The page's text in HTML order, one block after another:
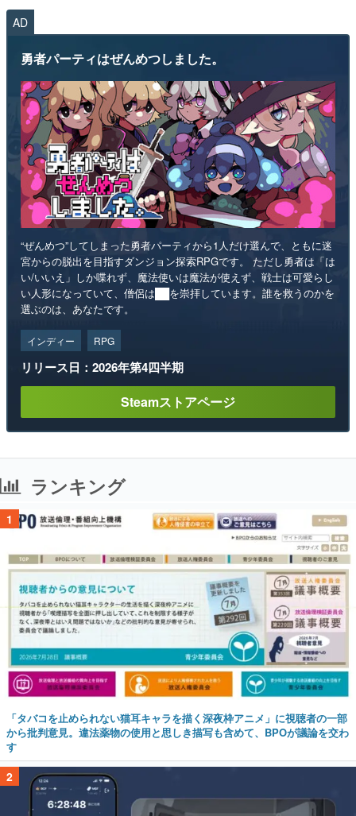
AD
勇者パーティはぜんめつしました。
“ぜんめつ”してしまった勇者パーティから1人だけ選んで、ともに迷
宮からの脱出を目指すダンジョン探索RPGです。 ただし勇者は「は
い/いいえ」しか喋れず、魔法使いは魔法が使えず、戦士は可愛らし
い人形になっていて、僧侶は██を崇拝しています。誰を救うのかを
選ぶのは、あなたです。
インディー RPG
リリース日：2026年第4四半期
Steamストアページ
ランキング
1
「タバコを止められない猫耳キャラを描く深夜枠アニメ」に視聴者の一部
から批判意見。違法薬物の使用と思しき描写も含めて、BPOが議論を交わ
す
2